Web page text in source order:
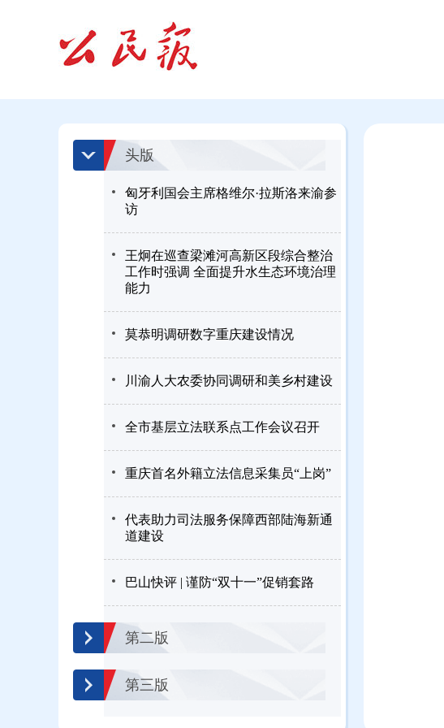
头版
匈牙利国会主席格维尔·拉斯洛来渝参
访
王炯在巡查梁滩河高新区段综合整治
工作时强调 全面提升水生态环境治理
能力
莫恭明调研数字重庆建设情况
川渝人大农委协同调研和美乡村建设
全市基层立法联系点工作会议召开
重庆首名外籍立法信息采集员“上岗”
代表助力司法服务保障西部陆海新通
道建设
巴山快评 | 谨防“双十一”促销套路
第二版
第三版